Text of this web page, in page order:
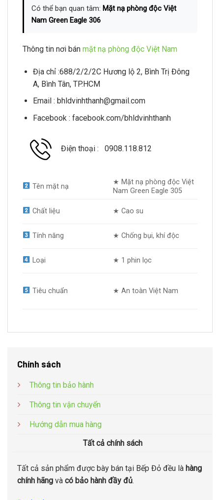
Có thể bạn quan tâm: Mặt nạ phòng độc Việt
Nam Green Eagle 306
Thông tin nơi bán mặt nạ phòng độc Việt Nam
Địa chỉ :688/2/2/2C Hương lộ 2, Bình Trị Đông
A, Bình Tân, TP.HCM
Email : bhldvinhthanh@gmail.com
Facebook : facebook.com/bhldvinhthanh
Điện thoại : 0908.118.812
Tên mặt nạ
★ Mặt nạ phòng độc Việt
Nam Green Eagle 305
Chất liệu ★ Cao su
Tính năng ★ Chống bụi, khí độc
Loại ★ 1 phin lọc
Tiêu chuẩn ★ An toàn Việt Nam
Chính sách
Thông tin bảo hành
Thông tin vận chuyển
Hướng dẫn mua hàng
Tất cả chính sách
Tất cả sản phẩm được bày bán tại Bếp Đỏ đều là hàng
chính hãng và có bảo hành đầy đủ.